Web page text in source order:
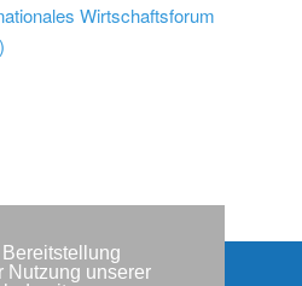
Nutzung unserer
Wirtschaftsforum